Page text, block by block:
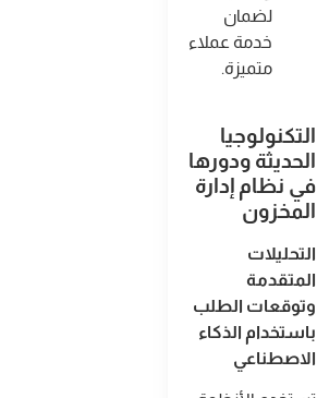
لضمان
خدمة عملاء
متميزة.
التكنولوجيا
الحديثة ودورها
في نظام إدارة
المخزون
التحليلات
المتقدمة
وتوقعات الطلب
باستخدام الذكاء
الاصطناعي